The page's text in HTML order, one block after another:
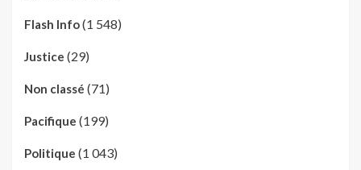
Flash Info(1 548)
Justice (29)
Non classé (71)
Pacifique (199)
Politique (1 043)